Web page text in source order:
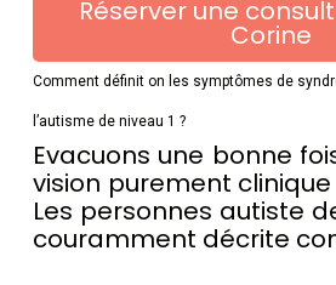
Réserver une
Corine
Comment définit on les symptômes de
l’autisme de niveau 1 ?
Evacuons une bonne
vision purement
Les personnes autiste
couramment décrite